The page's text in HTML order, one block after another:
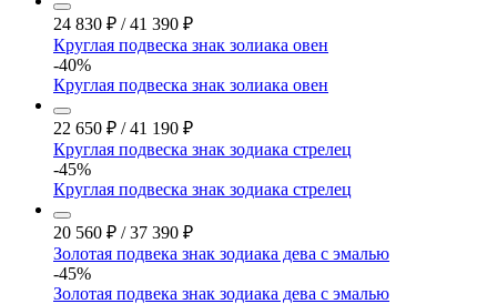
24 830 ₽ / 41 390 ₽
Круглая подвеска знак золиака овен
-40%
Круглая подвеска знак золиака овен
22 650 ₽ / 41 190 ₽
Круглая подвеска знак зодиака стрелец
-45%
Круглая подвеска знак зодиака стрелец
20 560 ₽ / 37 390 ₽
Золотая подвека знак зодиака дева с эмалью
-45%
Золотая подвека знак зодиака дева с эмалью